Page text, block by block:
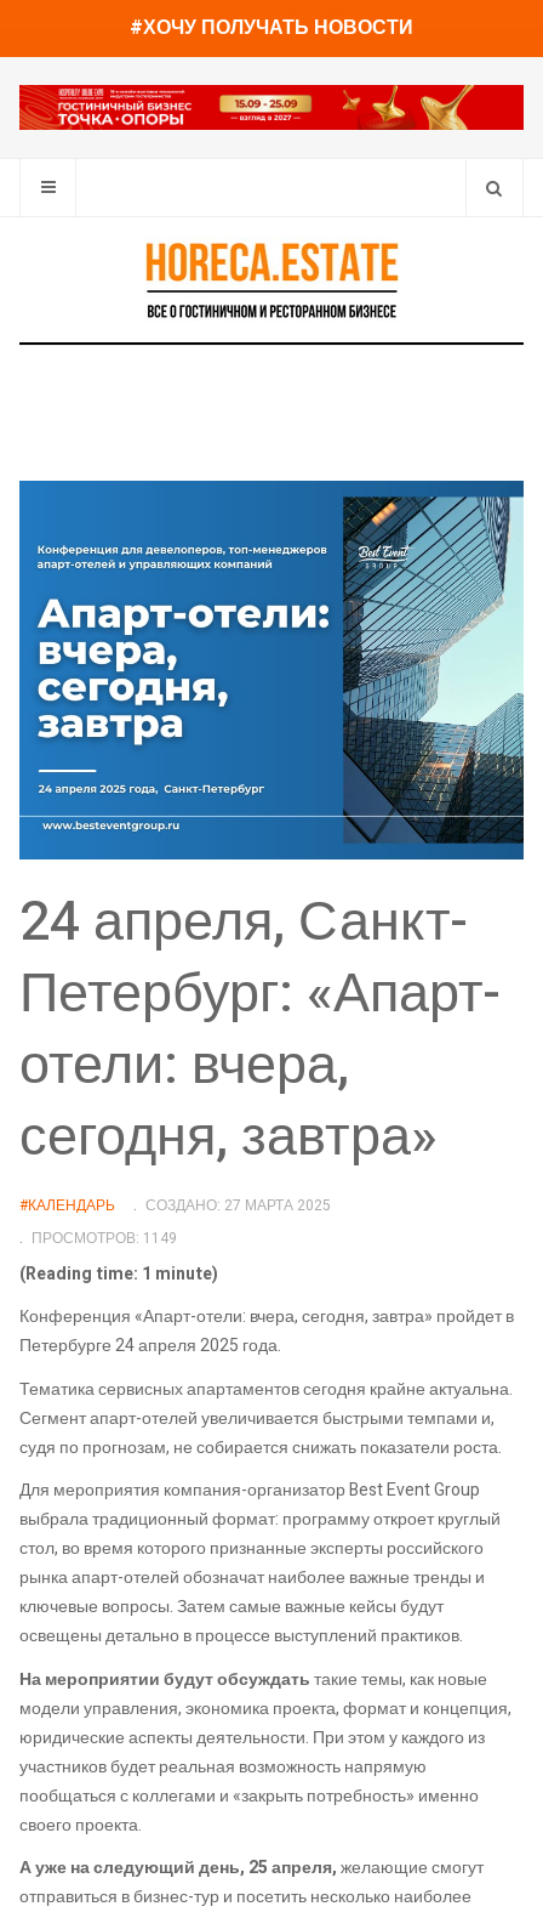
#ХОЧУ ПОЛУЧАТЬ НОВОСТИ
24 апреля, Санкт-
Петербург: «Апарт-
отели: вчера,
сегодня, завтра»
#КАЛЕНДАРЬ
СОЗДАНО: 27 МАРТА 2025
ПРОСМОТРОВ: 1149
(Reading time: 1 minute)
Конференция «Апарт-отели: вчера, сегодня, завтра» пройдет в
Петербурге 24 апреля 2025 года.
Тематика сервисных апартаментов сегодня крайне актуальна.
Сегмент апарт-отелей увеличивается быстрыми темпами и,
судя по прогнозам, не собирается снижать показатели роста.
Для мероприятия компания-организатор Best Event Group
выбрала традиционный формат: программу откроет круглый
стол, во время которого признанные эксперты российского
рынка апарт-отелей обозначат наиболее важные тренды и
ключевые вопросы. Затем самые важные кейсы будут
освещены детально в процессе выступлений практиков.
На мероприятии будут обсуждатьтакие темы, как новые
модели управления, экономика проекта, формат и концепция,
юридические аспекты деятельности. При этом у каждого из
участников будет реальная возможность напрямую
пообщаться с коллегами и «закрыть потребность» именно
своего проекта.
А уже на следующий день, 25 апреля,желающие смогут
отправиться в бизнес-тур и посетить несколько наиболее